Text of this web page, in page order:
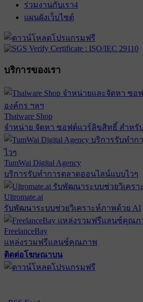
ร่วมงานกับเรา4
แผนผังเว็บไซต์
บริการของเรา
Thaiware Shop
จำหน่าย จัดหา ซอฟต์แวร์ลิขสิทธิ์ สำหรั
TumWai Digital Agency
บริการรับทำการตลาดออนไลน์แบบไวๆ
Ultromate.ai
รับพัฒนาระบบช่วยวิเคราะห์ภาพด้วย AI
FreelanceBay
แหล่งรวมฟรีแลนซ์คุณภาพ
ติดต่อโฆษณาบน